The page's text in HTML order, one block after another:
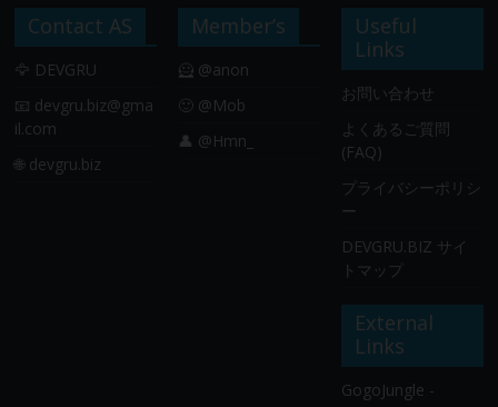
Contact AS
🦅 DEVGRU
📧 devgru.biz@gma
il.com
🌐 devgru.biz
Member’s
🦸 @anon
🙂 @Mob
👤 @Hmn_
Useful
Links
お問い合わせ
よくあるご質問
(FAQ)
プライバシーポリシ
ー
DEVGRU.BIZ サイ
トマップ
External
Links
GogoJungle -